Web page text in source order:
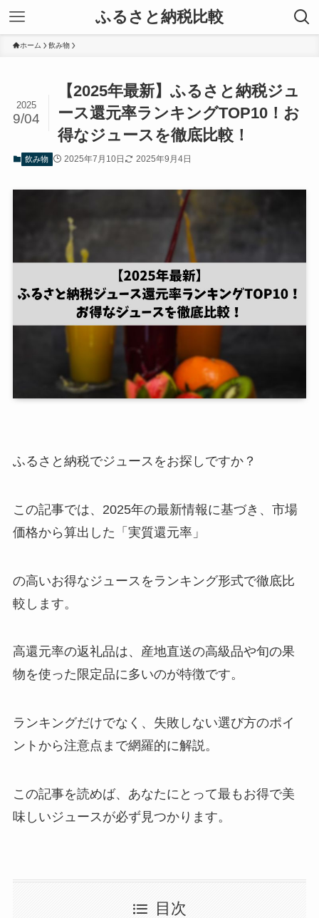
ふるさと納税比較
ホーム 飲み物
【2025年最新】ふるさと納税ジュ
ース還元率ランキングTOP10！お
得なジュースを徹底比較！
2025
9/04
飲み物 2025年7月10日 2025年9月4日
ふるさと納税でジュースをお探しですか？
この記事では、2025年の最新情報に基づき、市場
価格から算出した「実質還元率」
の高いお得なジュースをランキング形式で徹底比
較します。
高還元率の返礼品は、産地直送の高級品や旬の果
物を使った限定品に多いのが特徴です。
ランキングだけでなく、失敗しない選び方のポイ
ントから注意点まで網羅的に解説。
この記事を読めば、あなたにとって最もお得で美
味しいジュースが必ず見つかります。
目次